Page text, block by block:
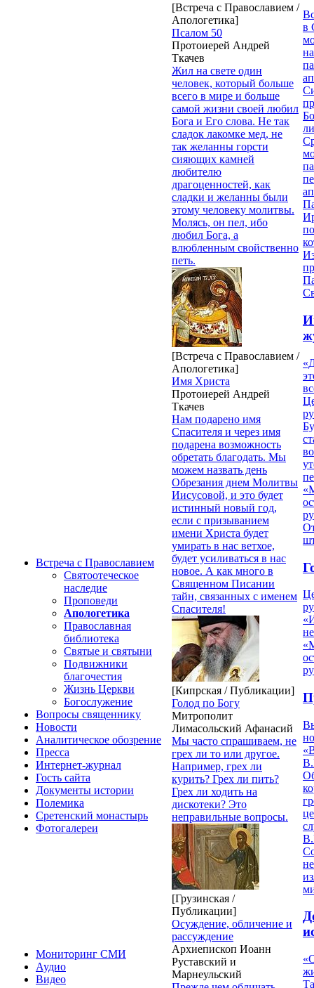
Встреча с Православием
Святоотеческое
наследие
Проповеди
Апологетика
Православная
библиотека
Святые и святыни
Подвижники
благочестия
Жизнь Церкви
Богослужение
Вопросы священнику
Новости
Аналитическое обозрение
Пресса
Интернет-журнал
Гость сайта
Документы истории
Полемика
Сретенский монастырь
Фотогалереи
Мониторинг СМИ
Аудио
Видео
[Встреча с Православием /
Апологетика]
Псалом 50
Протоиерей Андрей
Ткачев
Жил на свете один
человек, который больше
всего в мире и больше
самой жизни своей любил
Бога и Его слова. Не так
сладок лакомке мед, не
так желанны горсти
сияющих камней
любителю
драгоценностей, как
сладки и желанны были
этому человеку молитвы.
Молясь, он пел, ибо
любил Бога, а
влюбленным свойственно
петь.
[Встреча с Православием /
Апологетика]
Имя Христа
Протоиерей Андрей
Ткачев
Нам подарено имя
Спасителя и через имя
подарена возможность
обретать благодать. Мы
можем назвать день
Обрезания днем Молитвы
Иисусовой, и это будет
истинный новый год,
если с призыванием
имени Христа будет
умирать в нас ветхое,
будет усиливаться в нас
новое. А как много в
Священном Писании
тайн, связанных с именем
Спасителя!
[Кипрская / Публикации]
Голод по Богу
Митрополит
Лимасольский Афанасий
Мы часто спрашиваем, не
грех ли то или другое.
Например, грех ли
курить? Грех ли пить?
Грех ли ходить на
дискотеки? Это
неправильные вопросы.
[Грузинская /
Публикации]
Осуждение, обличение и
рассуждение
Архиепископ Иоанн
Руставский и
Марнеульский
в